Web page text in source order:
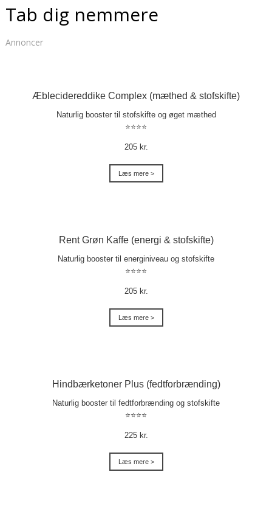
Tab dig nemmere
Annoncer
Æblecidereddike Complex (mæthed & stofskifte)
Naturlig booster til stofskifte og øget mæthed
⭐⭐⭐⭐
205 kr.
Læs mere >
Rent Grøn Kaffe (energi & stofskifte)
Naturlig booster til energiniveau og stofskifte
⭐⭐⭐⭐
205 kr.
Læs mere >
Hindbærketoner Plus (fedtforbrænding)
Naturlig booster til fedtforbrænding og stofskifte
⭐⭐⭐⭐
225 kr.
Læs mere >